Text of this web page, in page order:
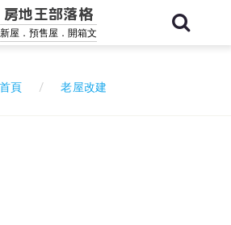
房地王部落格
新屋．預售屋．開箱文
頁 老屋改建